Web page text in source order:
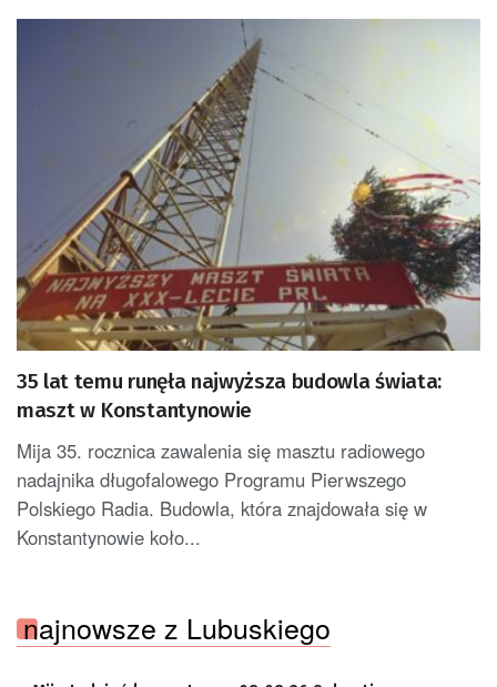
35 lat temu runęła najwyższa budowla świata:
maszt w Konstantynowie
Mija 35. rocznica zawalenia się masztu radiowego
nadajnika długofalowego Programu Pierwszego
Polskiego Radia. Budowla, która znajdowała się w
Konstantynowie koło...
najnowsze z Lubuskiego